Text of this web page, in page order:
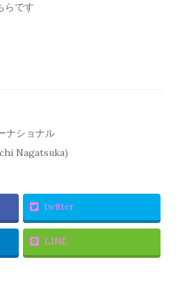
らです
ナショナル
Nagatsuka)
twitter
LINE